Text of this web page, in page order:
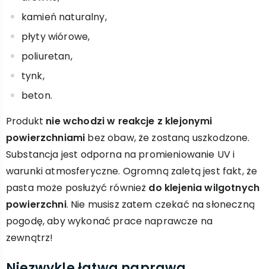
kamień naturalny,
płyty wiórowe,
poliuretan,
tynk,
beton.
Produkt nie wchodzi w reakcje z klejonymi
powierzchniami bez obaw, że zostaną uszkodzone.
Substancja jest odporna na promieniowanie UV i
warunki atmosferyczne. Ogromną zaletą jest fakt, że
pasta może posłużyć również do klejenia wilgotnych
powierzchni. Nie musisz zatem czekać na słoneczną
pogodę, aby wykonać prace naprawcze na
zewnątrz!